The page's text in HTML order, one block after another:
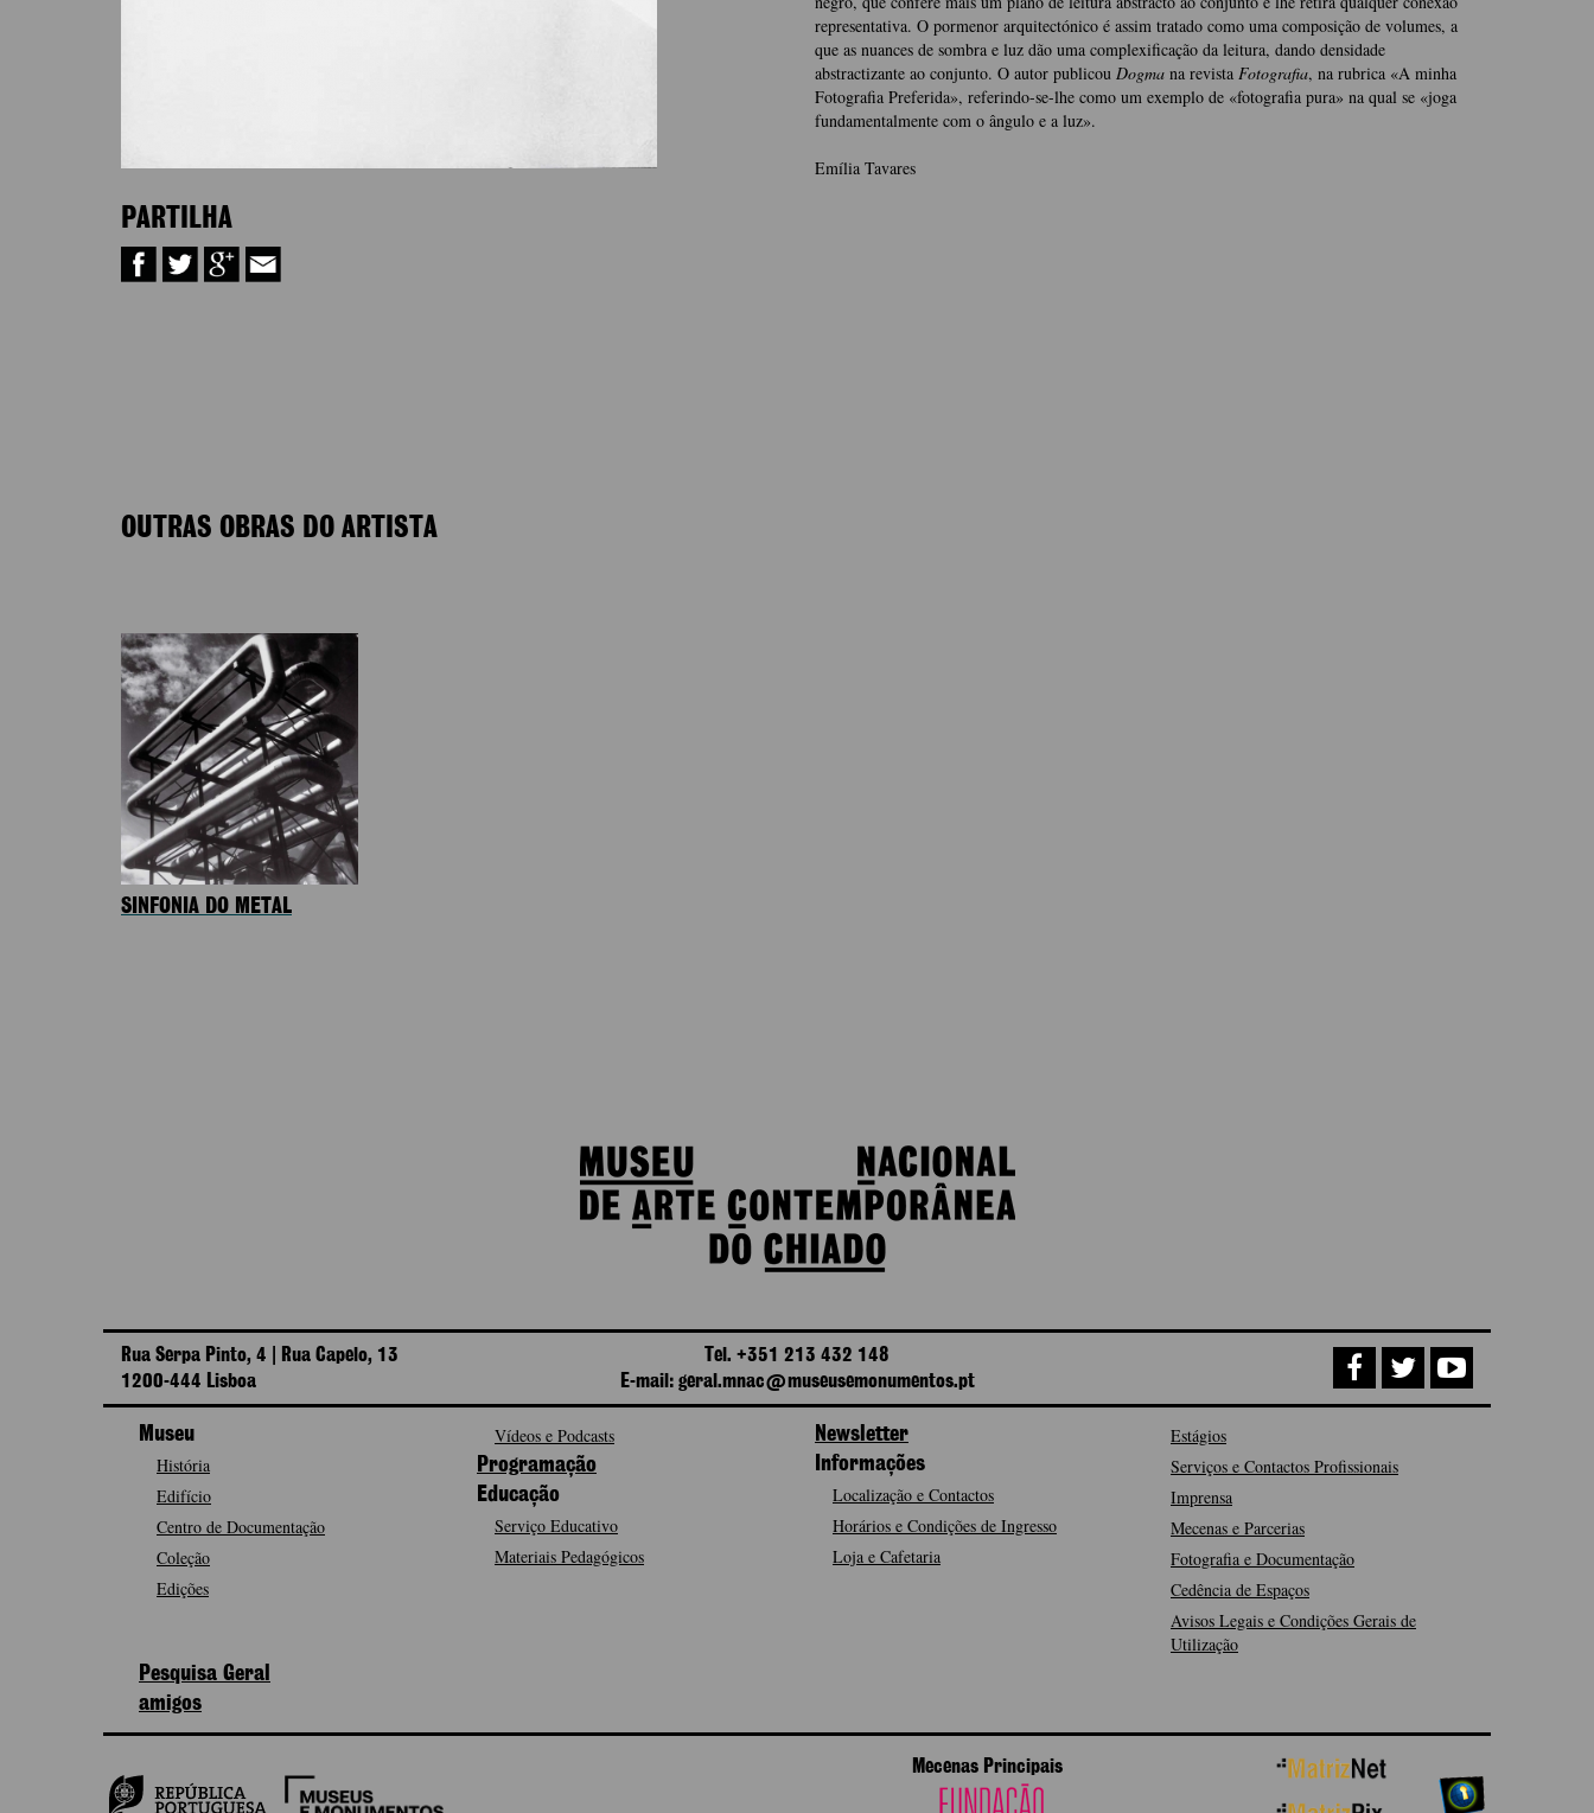
PARTILHA
representativa. O pormenor arquitectónico é assim tratado como uma composição de volumes, a
que as nuances de sombra e luz dão uma complexificação da leitura, dando densidade
abstractizante ao conjunto. O autor publicou Dogma na revista Fotografia, na rubrica «A minha
Fotografia Preferida», referindo-se-lhe como um exemplo de «fotografia pura» na qual se «joga
fundamentalmente com o ângulo e a luz».
Emília Tavares
OUTRAS OBRAS DO ARTISTA
SINFONIA DO METAL
Rua Serpa Pinto, 4 | Rua Capelo, 13
1200-444 Lisboa
Tel. +351 213 432 148
E-mail: geral.mnac@museusemonumentos.pt
Museu
História
Edifício
Centro de Documentação
Coleção
Edições
Vídeos e Podcasts
Programação
Educação
Serviço Educativo
Materiais Pedagógicos
Newsletter
Informações
Localização e Contactos
Horários e Condições de Ingresso
Loja e Cafetaria
Estágios
Serviços e Contactos Profissionais
Imprensa
Mecenas e Parcerias
Fotografia e Documentação
Cedência de Espaços
Avisos Legais e Condições Gerais de
Utilização
Pesquisa Geral
amigos
Mecenas Principais